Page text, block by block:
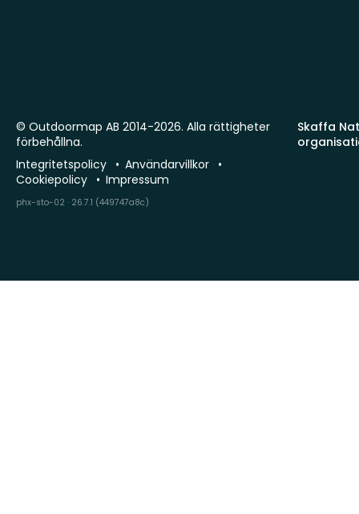
Skaffa
© Outdoormap AB 2014-2026. Alla rättigheter
förbehållna.
Integritetspolicy
Användarvillkor
Cookiepolicy
Impressum
phx-sto-02 · 26.7.1 (449747a8c)